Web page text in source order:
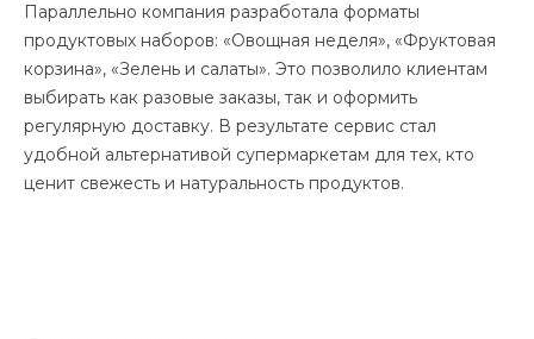
Параллельно компания разработала форматы
продуктовых наборов: «Овощная неделя», «Фруктовая
корзина», «Зелень и салаты». Это позволило клиентам
выбирать как разовые заказы, так и оформить
регулярную доставку. В результате сервис стал
удобной альтернативой супермаркетам для тех, кто
ценит свежесть и натуральность продуктов.